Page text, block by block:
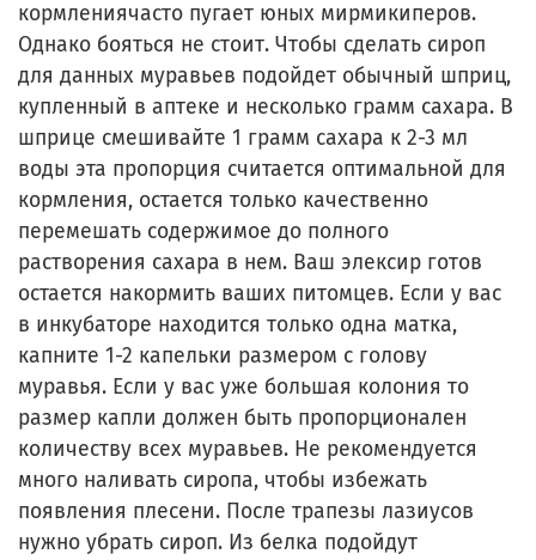
кормлениячасто пугает юных мирмикиперов.
Однако бояться не стоит. Чтобы сделать сироп
для данных муравьев подойдет обычный шприц,
купленный в аптеке и несколько грамм сахара. В
шприце смешивайте 1 грамм сахара к 2-3 мл
воды эта пропорция считается оптимальной для
кормления, остается только качественно
перемешать содержимое до полного
растворения сахара в нем. Ваш элексир готов
остается накормить ваших питомцев. Если у вас
в инкубаторе находится только одна матка,
капните 1-2 капельки размером с голову
муравья. Если у вас уже большая колония то
размер капли должен быть пропорционален
количеству всех муравьев. Не рекомендуется
много наливать сиропа, чтобы избежать
появления плесени. После трапезы лазиусов
нужно убрать сироп. Из белка подойдут